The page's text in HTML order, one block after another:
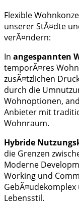
Flexible
unserer StÃ¤dte
verÃ¤ndern:
In angespannten
temporÃ¤res
zusÃ¤tzlichen
durch die
Wohnoptionen,
Anbieter mit
Wohnraum.
Hybride
die Grenzen
Moderne
Working und
Lebensstil.